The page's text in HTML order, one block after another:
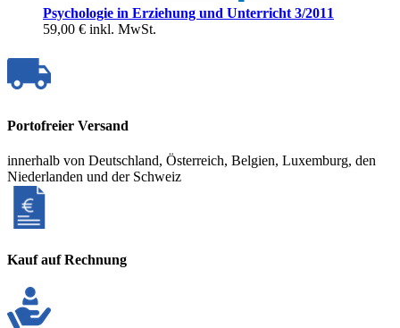
Psychologie in Erziehung und Unterricht 3/2011
59,00 € inkl. MwSt.
Portofreier Versand
innerhalb von Deutschland, Österreich, Belgien, Luxemburg, den
Niederlanden und der Schweiz
Kauf auf Rechnung